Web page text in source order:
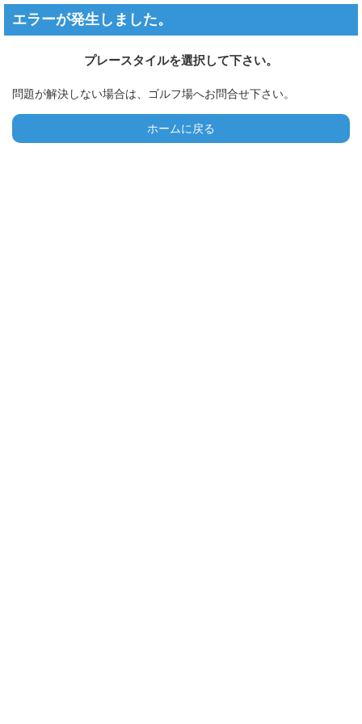
エラーが発生しました。
プレースタイルを選択して下さい。
問題が解決しない場合は、ゴルフ場へお問合せ下さい。
ホームに戻る